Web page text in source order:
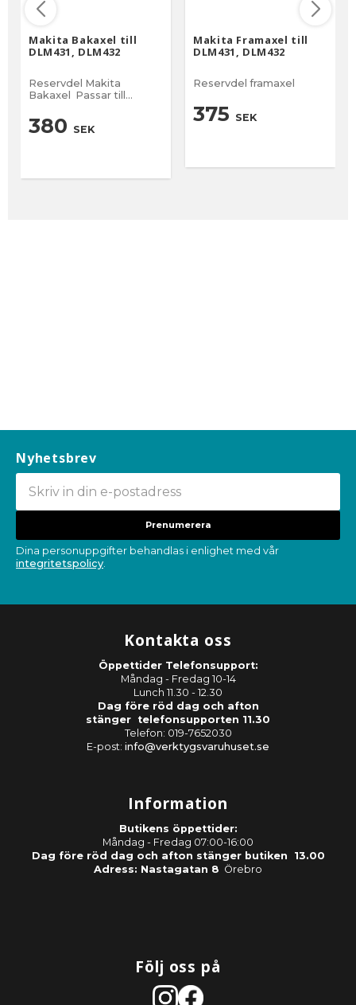
Makita Bakaxel till
DLM431, DLM432
Reservdel Makita
Bakaxel Passar till
DLM432 Nr 57 på
sprängskissen DLM431
380 SEK
Makita Framaxel till
DLM431, DLM432
Reservdel framaxel
375 SEK
Nyhetsbrev
Prenumerera
Dina personuppgifter behandlas i enlighet med vår
integritetspolicy.
Kontakta oss
Öppettider Telefonsupport:
Måndag - Fredag 10-14
Lunch 11.30 - 12.30
Dag före röd dag och afton
stänger telefonsupporten 11.30
Telefon: 019-7652030
E-post: info@verktygsvaruhuset.se
Information
Butikens öppettider:
Måndag - Fredag 07:00-16:00
Dag före röd dag och afton stänger butiken 13.00
Adress: Nastagatan 8 Örebro
Följ oss på